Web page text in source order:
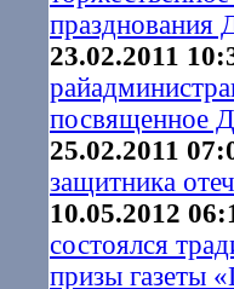
празднования
23.02.2011
посвященное
25.02.2011
защитника
10.05.2012
состоялся
призы газеты